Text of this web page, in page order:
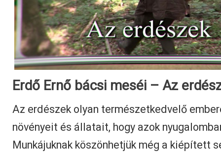
Erdő Ernő bácsi meséi – Az
Az erdészek olyan természetkedvelő
növényeit és állatait, hogy azok
Munkájuknak köszönhetjük még a kiépített